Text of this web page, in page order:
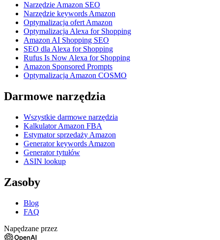
Narzędzie Amazon SEO
Narzędzie keywords Amazon
Optymalizacja ofert Amazon
Optymalizacja Alexa for Shopping
Amazon AI Shopping SEO
SEO dla Alexa for Shopping
Rufus Is Now Alexa for Shopping
Amazon Sponsored Prompts
Optymalizacja Amazon COSMO
Darmowe narzędzia
Wszystkie darmowe narzędzia
Kalkulator Amazon FBA
Estymator sprzedaży Amazon
Generator keywords Amazon
Generator tytułów
ASIN lookup
Zasoby
Blog
FAQ
Napędzane przez